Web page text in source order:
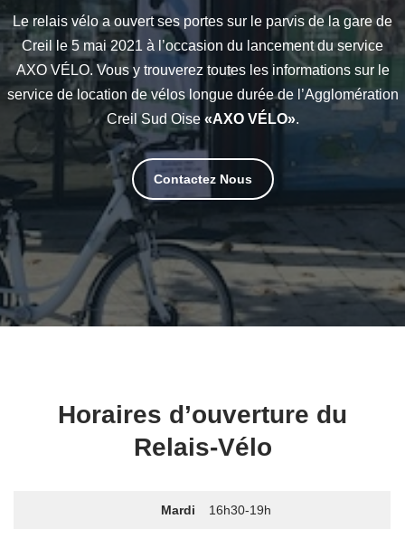
Le relais vélo a ouvert ses portes sur le parvis de la gare de
Creil le 5 mai 2021 à l’occasion du lancement du service
AXO VÉLO. Vous y trouverez toutes les informations sur le
service de location de vélos longue durée de l’Agglomération
Creil Sud Oise «AXO VÉLO».
Contactez Nous
Horaires d’ouverture du
Relais-Vélo
Mardi 16h30-19h